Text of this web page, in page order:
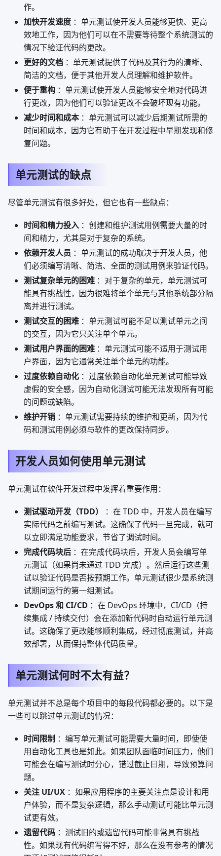
作。
加快开发速度 ：单元测试使开发人员能够更快、更高
效地工作，因为他们可以在不需要等待整个系统测试的
情况下验证代码的更改。
更好的文档 ：单元测试提供了代码及其行为的清晰、
简洁的文档，便于其他开发人员理解和维护软件。
便于重构 ：单元测试使开发人员能够安全地对代码进
行更改，因为他们可以验证更改不会破坏现有功能。
减少时间和成本 ：单元测试可以减少后期测试所需的
时间和成本，因为它有助于在开发过程中早期发现和修
复问题。
单元测试的缺点
尽管单元测试有很多好处，但它也有一些缺点：
时间和精力投入 ：创建和维护测试用例需要大量的时
间和精力，尤其是对于复杂的系统。
依赖开发人员 ：单元测试的成功取决于开发人员，他
们必须编写清晰、简洁、全面的测试用例来验证代码。
测试复杂单元的困难 ：对于复杂的单元，单元测试可
能具有挑战性，因为很难将单个单元与其他系统部分隔
离并进行测试。
测试交互的困难 ：单元测试可能不足以测试单元之间
的交互，因为它只关注单个单元。
测试用户界面的困难 ：单元测试可能不适用于测试用
户界面，因为它通常关注单个单元的功能。
过度依赖自动化 ：过度依赖自动化单元测试可能导致
虚假的安全感，因为自动化测试可能无法发现所有可能
的问题或缺陷。
维护开销 ：单元测试需要持续的维护和更新，因为代
码和测试用例必须与软件的更改保持同步。
开发人员如何使用单元测试
单元测试在软件开发过程中发挥着重要作用：
测试驱动开发（TDD）
：在 TDD 中，开发人员在编写
实际代码之前编写测试。这确保了代码一旦完成，就可
以立即满足功能要求，节省了调试时间。
完成代码块后 ：在完成代码块后，开发人员会编写单
元测试（如果尚未通过 TDD 完成）。然后运行这些测
试以验证代码是否按预期工作。单元测试很少是系统测
试期间运行的第一组测试。
DevOps 和 CI/CD ：在 DevOps 环境中，CI/CD（持
续集成 / 持续交付）会在添加新代码时自动运行单元测
试。这确保了更改能够顺利集成，经过彻底测试，并高
效部署，从而保持整体代码质量。
单元测试何时不太有益？
单元测试并不总是每个项目中的每段代码都必要的。以下是
一些可以跳过单元测试的情况：
时间限制 ：编写单元测试可能需要大量时间，即使使
用自动化工具也是如此。如果团队面临时间压力，他们
可能会在编写测试时分心，错过截止日期，导致预算问
题。
关注 UI/UX ：如果应用程序的主要关注点是设计和用
户体验，而不是复杂逻辑，那么手动测试可能比单元测
试更有效。
遗留代码 ：测试旧的或遗留代码可能非常具有挑战
性。如果现有代码编写得不好，那么在没有参考的情况